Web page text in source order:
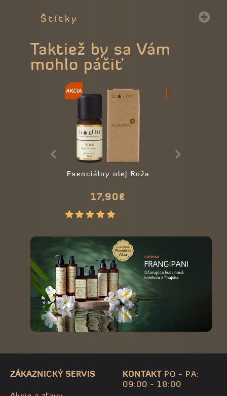
Štítky
Taktiež by sa Vám
mohlo páčiť
Esenciálny olej Ruža
17,90€
ZÁKAZNICKÝ SERVIS KONTAKTPO - PA:
09:00 - 18:00